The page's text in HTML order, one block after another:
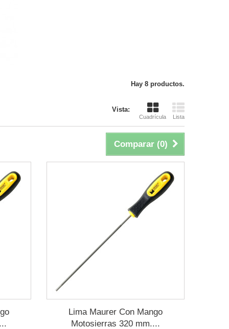
Hay 8 productos.
Vista:
Cuadrícula Lista
Comparar (0)
Lima Maurer Con Mango
Motosierras 320 mm....